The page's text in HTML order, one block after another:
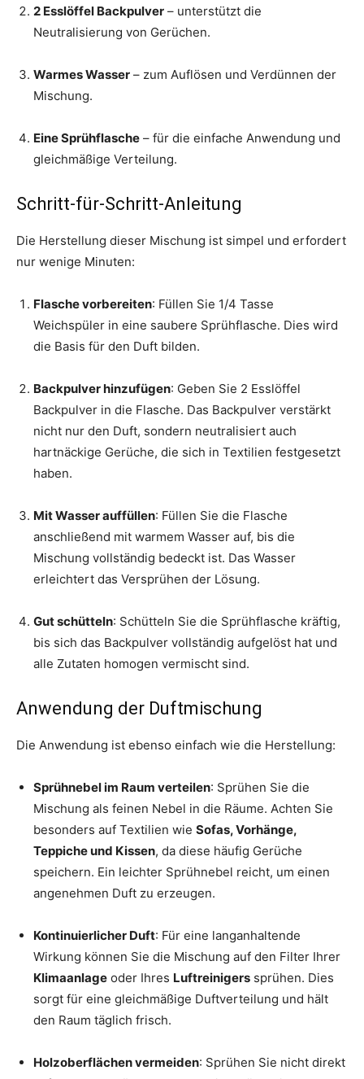
2 Esslöffel Backpulver – unterstützt die
Neutralisierung von Gerüchen.
Warmes Wasser – zum Auflösen und Verdünnen der
Mischung.
Eine Sprühflasche – für die einfache Anwendung und
gleichmäßige Verteilung.
Schritt-für-Schritt-Anleitung
Die Herstellung dieser Mischung ist simpel und erfordert
nur wenige Minuten:
Flasche vorbereiten: Füllen Sie 1/4 Tasse
Weichspüler in eine saubere Sprühflasche. Dies wird
die Basis für den Duft bilden.
Backpulver hinzufügen: Geben Sie 2 Esslöffel
Backpulver in die Flasche. Das Backpulver verstärkt
nicht nur den Duft, sondern neutralisiert auch
hartnäckige Gerüche, die sich in Textilien festgesetzt
haben.
Mit Wasser auffüllen: Füllen Sie die Flasche
anschließend mit warmem Wasser auf, bis die
Mischung vollständig bedeckt ist. Das Wasser
erleichtert das Versprühen der Lösung.
Gut schütteln: Schütteln Sie die Sprühflasche kräftig,
bis sich das Backpulver vollständig aufgelöst hat und
alle Zutaten homogen vermischt sind.
Anwendung der Duftmischung
Die Anwendung ist ebenso einfach wie die Herstellung:
Sprühnebel im Raum verteilen: Sprühen Sie die
Mischung als feinen Nebel in die Räume. Achten Sie
besonders auf Textilien wie Sofas, Vorhänge,
Teppiche und Kissen, da diese häufig Gerüche
speichern. Ein leichter Sprühnebel reicht, um einen
angenehmen Duft zu erzeugen.
Kontinuierlicher Duft: Für eine langanhaltende
Wirkung können Sie die Mischung auf den Filter Ihrer
Klimaanlage oder Ihres Luftreinigers sprühen. Dies
sorgt für eine gleichmäßige Duftverteilung und hält
den Raum täglich frisch.
Holzoberflächen vermeiden: Sprühen Sie nicht direkt